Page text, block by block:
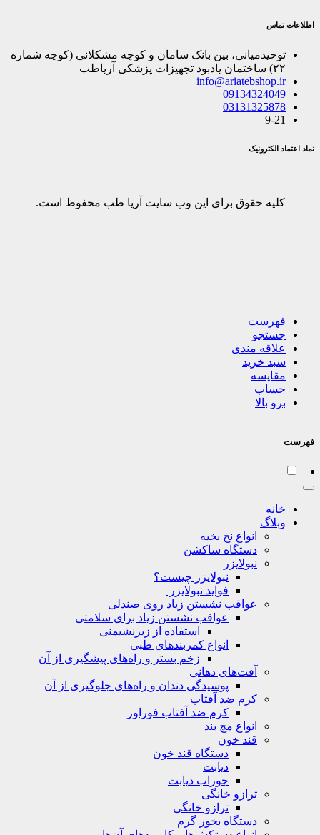
اطلاعات تماس
توحیدمیانی، بین بانک سامان و کوچه مشکلانی (کوچه شماره
۲۲) ساختمان یادبود تجهیزات پزشکی آریاطب
info@ariatebshop.ir
09134324049
03131325878
9-21
نماد اعتماد الکترونیک
کلیه حقوق برای این وب سایت آریا طب محفوظ است.
فهرست
جستجو
علاقه مندی
سبد خرید
مقایسه
حساب
برو بالا
فهرست
خانه
وبلاگ
انواع نخ بخیه
دستگاه ساکشن
نبولایزر
نبولایزر چیست؟
فواید نبولایزر
عواقب نشستن زیاد روی صندلی
عواقب نشستن زیاد برای سلامتی
استفاده از زیرنشیمنی
انواع کمربندهای طبی
زخم بستر و راه‌های پیشگیری از آن
آفت‌های دهانی
پوسیدگی دندان و راه‌های جلوگیری از آن
کرم ضد آفتاب
کرم ضد آفتاب فوراور
انواع مچ بند
قند خون
دستگاه قند خون
دیابت
جوراب دیابت
ترازو خانگی
ترازو خانگی
دستگاه بخور گرم